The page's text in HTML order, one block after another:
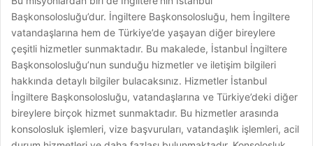
Başkonsolosluğu’dur. İngiltere Başkonsolosluğu, hem İngiltere
vatandaşlarına hem de Türkiye’de yaşayan diğer bireylere
çeşitli hizmetler sunmaktadır. Bu makalede, İstanbul İngiltere
Başkonsolosluğu’nun sunduğu hizmetler ve iletişim bilgileri
hakkında detaylı bilgiler bulacaksınız. Hizmetler İstanbul
İngiltere Başkonsolosluğu, vatandaşlarına ve Türkiye’deki diğer
bireylere birçok hizmet sunmaktadır. Bu hizmetler arasında
konsolosluk işlemleri, vize başvuruları, vatandaşlık işlemleri, acil